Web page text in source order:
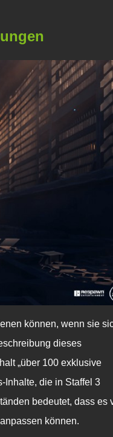
können, wenn sie
dieses
„über 100 exklusive
Inhalte, die in Staffel 3
bedeutet, dass es
können.